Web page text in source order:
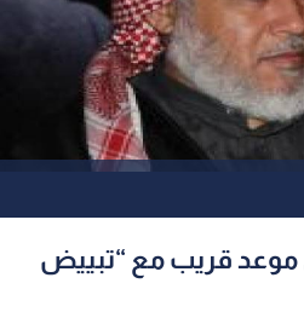
قريب مع “تبييض